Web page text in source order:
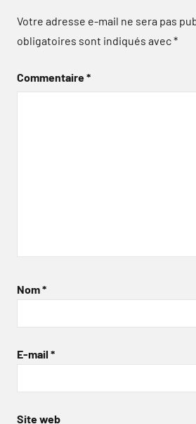
Votre adresse e-mail ne sera pas
obligatoires sont indiqués avec*
Commentaire*
Nom*
E-mail *
Site web